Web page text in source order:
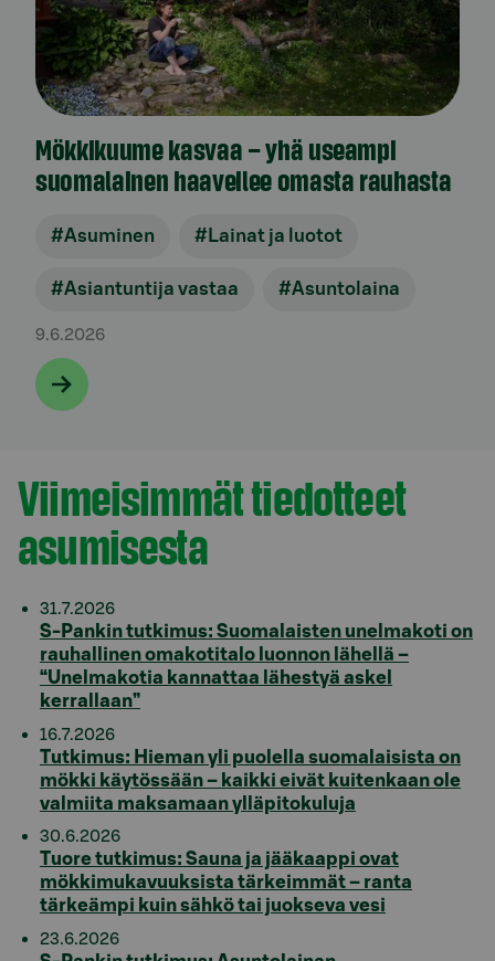
Mökkikuume kasvaa – yhä useampi
suomalainen haaveilee omasta rauhasta
#Asuminen #Lainat ja luotot
#Asiantuntija vastaa #Asuntolaina
9.6.2026
Viimeisimmät tiedotteet
asumisesta
31.7.2026
S-Pankin tutkimus: Suomalaisten unelmakoti on
rauhallinen omakotitalo luonnon lähellä –
“Unelmakotia kannattaa lähestyä askel
kerrallaan”
16.7.2026
Tutkimus: Hieman yli puolella suomalaisista on
mökki käytössään – kaikki eivät kuitenkaan ole
valmiita maksamaan ylläpitokuluja
30.6.2026
Tuore tutkimus: Sauna ja jääkaappi ovat
mökkimukavuuksista tärkeimmät – ranta
tärkeämpi kuin sähkö tai juokseva vesi
23.6.2026